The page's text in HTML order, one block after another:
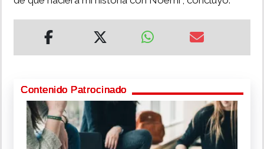
Contenido Patrocinado